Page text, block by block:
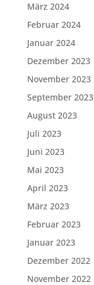
März 2024
Februar 2024
Januar 2024
Dezember 2023
November 2023
September 2023
August 2023
Juli 2023
Juni 2023
Mai 2023
April 2023
März 2023
Februar 2023
Januar 2023
Dezember 2022
November 2022